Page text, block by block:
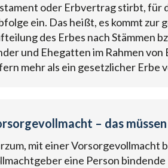
oder Erbvertrag stirbt, für
ein. Das heißt, es kommt zur
des Erbes nach Stämmen
und Ehegatten im Rahmen
mehr als ein gesetzlicher Erbe
– das müssen
mit einer Vorsorgevollmacht
eine Person